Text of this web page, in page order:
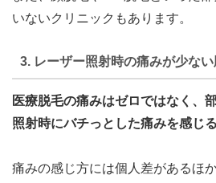
いないクリニックもあります。
3. レーザー照射時の痛みが少な
医療脱毛の痛みはゼロではなく、
照射時にバチっとした痛みを感じ
痛みの感じ方には個人差があるほ